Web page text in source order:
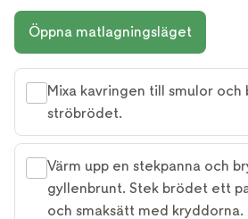
Öppna matlagningsläget
Mixa kavringen till smulor och
ströbrödet.
Värm upp en stekpanna och
gyllenbrunt. Stek brödet ett
och smaksätt med kryddorna.